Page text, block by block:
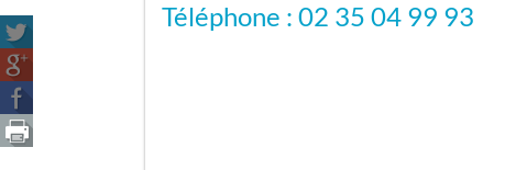
Téléphone : 02 35 04 99 93